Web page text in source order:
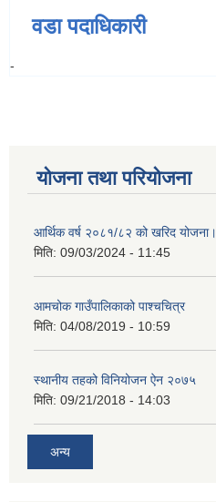
वडा पदाधिकारी
-
योजना तथा परियोजना
आर्थिक वर्ष २०८१/८२ को खरिद योजना।
मिति: 09/03/2024 - 11:45
आमचोक गाउँपालिकाको पाश्चचित्र
मिति: 04/08/2019 - 10:59
स्थानीय तहको विनियोजन ऐन २०७५
मिति: 09/21/2018 - 14:03
अन्य